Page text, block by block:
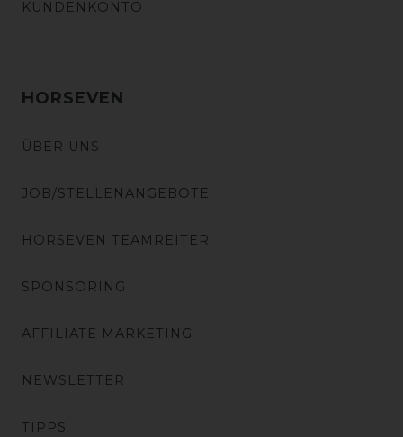
KUNDENKONTO
HORSEVEN
ÜBER UNS
JOB/STELLENANGEBOTE
HORSEVEN TEAMREITER
SPONSORING
AFFILIATE MARKETING
NEWSLETTER
TIPPS